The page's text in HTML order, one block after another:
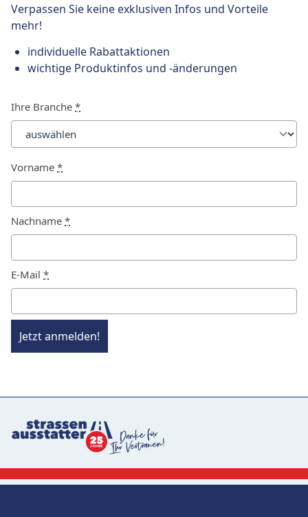
Verpassen Sie keine exklusiven Infos und Vorteile
mehr!
individuelle Rabattaktionen
wichtige Produktinfos und -änderungen
Ihre Branche *
Vorname *
Nachname *
E-Mail *
Jetzt anmelden!